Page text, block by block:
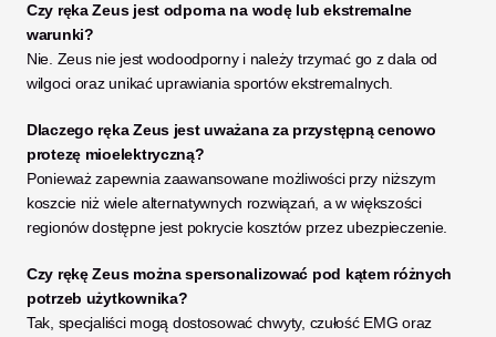
Czy ręka Zeus jest odporna na wodę lub ekstremalne
warunki?
Nie. Zeus nie jest wodoodporny i należy trzymać go z dala od
wilgoci oraz unikać uprawiania sportów ekstremalnych.
Dlaczego ręka Zeus jest uważana za przystępną cenowo
protezę mioelektryczną?
Ponieważ zapewnia zaawansowane możliwości przy niższym
koszcie niż wiele alternatywnych rozwiązań, a w większości
regionów dostępne jest pokrycie kosztów przez ubezpieczenie.
Czy rękę Zeus można spersonalizować pod kątem różnych
potrzeb użytkownika?
Tak, specjaliści mogą dostosować chwyty, czułość EMG oraz